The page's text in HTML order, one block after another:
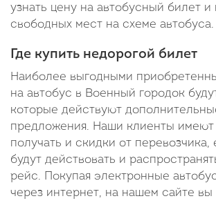
узнать цену на автобусный билет и
свободных мест на схеме автобуса.
Где купить недорогой билет
Наиболее выгодными
на автобус в Военный городок
которые действуют
предложения. Наши клиенты имеют
получать и скидки от перевозчика,
будут действовать и
рейс. Покупая электронные
через интернет, на нашем сайте вы